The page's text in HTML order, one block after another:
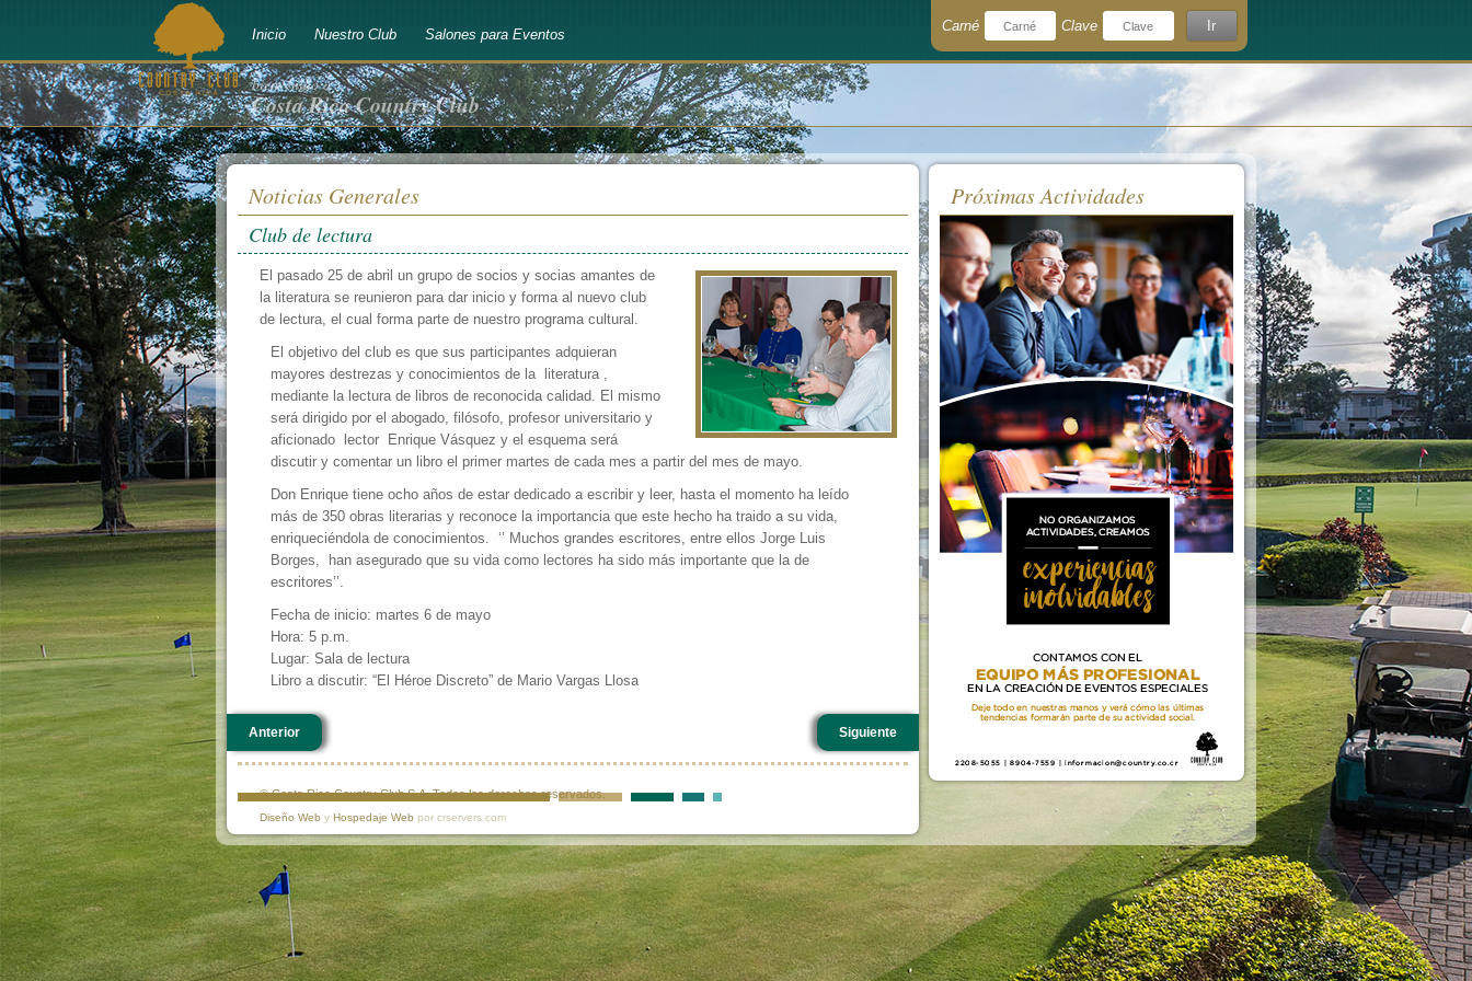
bienvenido a
Costa Rica Country Club
Inicio Nuestro Club Salones para Eventos
Carné Clave
Recuérdeme
Ir
¿Olvidó su clave?
Noticias Generales
Club de lectura
El pasado 25 de abril un grupo de socios y socias amantes de
la literatura se reunieron para dar inicio y forma al nuevo club
de lectura, el cual forma parte de nuestro programa cultural.
El objetivo del club es que sus participantes adquieran
mayores destrezas y conocimientos de la literatura ,
mediante la lectura de libros de reconocida calidad. El mismo
será dirigido por el abogado, filósofo, profesor universitario y
aficionado lector Enrique Vásquez y el esquema será
discutir y comentar un libro el primer martes de cada mes a partir del mes de mayo.
Don Enrique tiene ocho años de estar dedicado a escribir y leer, hasta el momento ha leído
más de 350 obras literarias y reconoce la importancia que este hecho ha traido a su vida,
enriqueciéndola de conocimientos. ‘’ Muchos grandes escritores, entre ellos Jorge Luis
Borges, han asegurado que su vida como lectores ha sido más importante que la de
escritores’’.
Fecha de inicio: martes 6 de mayo
Hora: 5 p.m.
Lugar: Sala de lectura
Libro a discutir: “El Héroe Discreto” de Mario Vargas Llosa
Anterior Siguiente
© Costa Rica Country Club S.A. Todos los derechos reservados.
Diseño Web y Hospedaje Web por crservers.com
Próximas Actividades